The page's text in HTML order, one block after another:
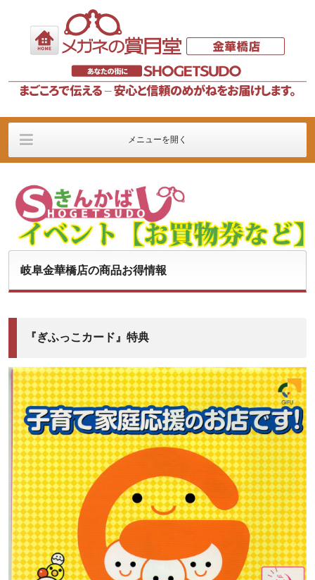
メニューを開く
イベント 販売記
岐阜金華橋店の商品お得情報
『ぎふっこカード』特典